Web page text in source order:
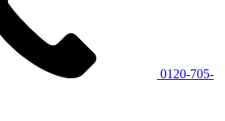
0120-705-